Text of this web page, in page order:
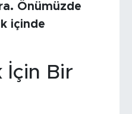
Önümüzde
içinde
İçin Bir